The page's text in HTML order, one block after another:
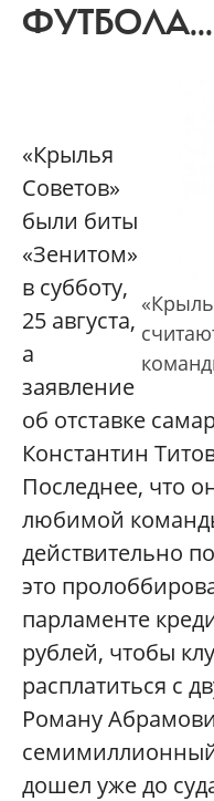
«Крылья
Советов»
были биты
«Зенитом»
в субботу,
25 августа,
а
заявление
об отставке
Константин
Последнее, что
любимой
действительно
это
парламенте
рублей, чтобы
расплатиться с
Роману
дошел уже до